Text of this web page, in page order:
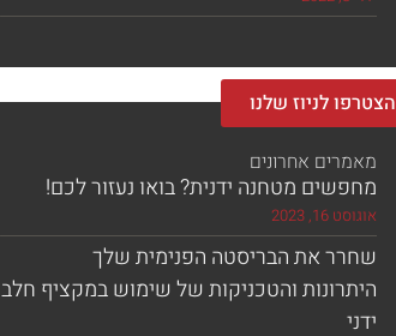
הצטרפו לניוז שלנו
מאמרים אחרונים
מחפשים מטחנה ידנית? בואו נעזור לכם!
אוגוסט 16, 2023
שחרר את הבריסטה הפנימית שלך
היתרונות והטכניקות של שימוש במקציף חלב
ידני